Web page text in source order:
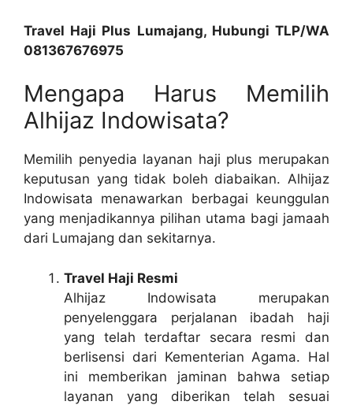
Travel Haji Plus Lumajang, Hubungi TLP/WA
081367676975
Mengapa Harus Memilih
Alhijaz Indowisata?
Memilih penyedia layanan haji plus merupakan
keputusan yang tidak boleh diabaikan. Alhijaz
Indowisata menawarkan berbagai keunggulan
yang menjadikannya pilihan utama bagi jamaah
dari Lumajang dan sekitarnya.
Travel Haji Resmi
Alhijaz Indowisata merupakan
penyelenggara perjalanan ibadah haji
yang telah terdaftar secara resmi dan
berlisensi dari Kementerian Agama. Hal
ini memberikan jaminan bahwa setiap
layanan yang diberikan telah sesuai